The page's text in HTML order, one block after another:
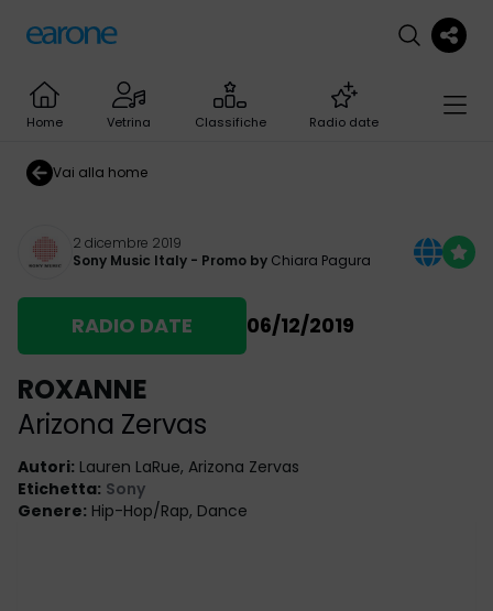
Home Vetrina Classifiche Radio date
Vai alla home
2 dicembre 2019
Sony Music Italy - Promo by Chiara Pagura
RADIO DATE 06/12/2019
ROXANNE
Arizona Zervas
Autori: Lauren LaRue, Arizona Zervas
Etichetta: Sony
Genere: Hip-Hop/Rap, Dance